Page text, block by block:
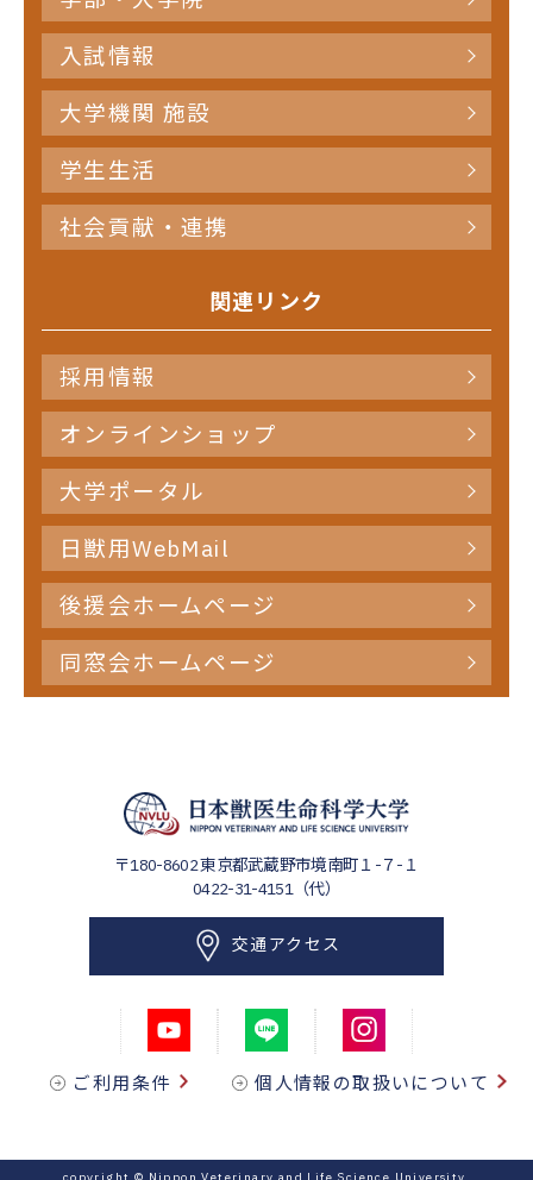
入試情報
大学機関 施設
学生生活
社会貢献・連携
関連リンク
採用情報
オンラインショップ
大学ポータル
日獣用WebMail
後援会ホームページ
同窓会ホームページ
〒180-8602東京都武蔵野市境南町１-７-１
0422-31-4151（代）
交通アクセス
ご利用条件 個人情報の取扱いについて